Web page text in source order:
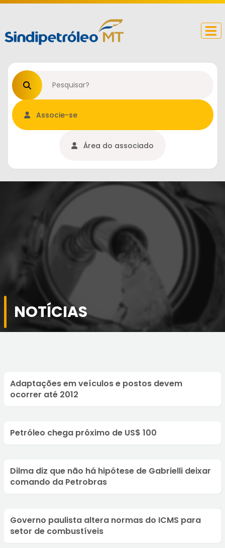
Procurar no site
Associe-se
Área do associado
NOTÍCIAS
Adaptações em veículos e postos devem
ocorrer até 2012
Petróleo chega próximo de US$ 100
Dilma diz que não há hipótese de Gabrielli deixar
comando da Petrobras
Governo paulista altera normas do ICMS para
setor de combustíveis